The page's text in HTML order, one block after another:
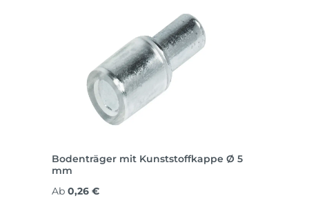
Bodenträger mit Kunststoffkappe Ø 5
mm
Regulärer Preis:
Ab 0,26 €